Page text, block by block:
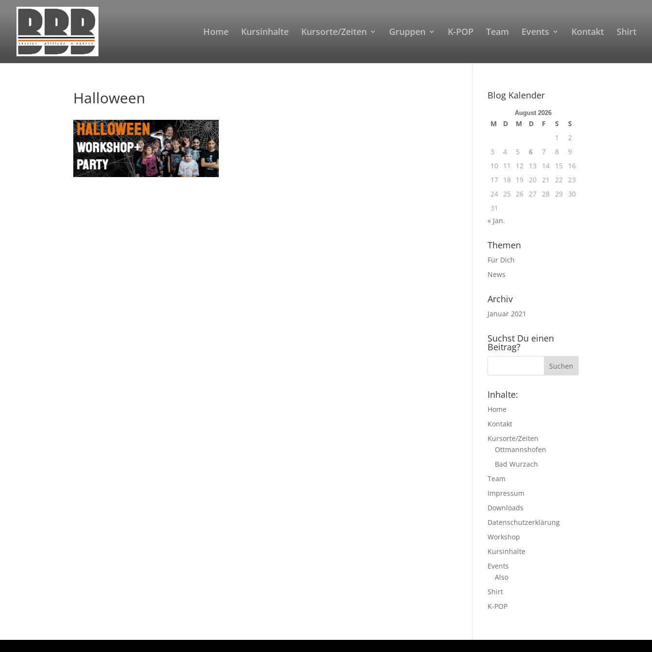
Home Kursinhalte Kursorte/Zeiten Gruppen K-POP Team Events Kontakt Shirt
Halloween Blog Kalender
August 2026
M D M D F S
S
1
2
3
4 5 6 7 8
9
10 11 12 13 14 15
16
17 18 19 20 21 22
23
24 25 26 27 28 29
30
31
« Jan.
Themen
Für Dich
News
Archiv
Januar 2021
Suchst Du einen
Beitrag?
Inhalte:
Home
Kontakt
Kursorte/Zeiten
Ottmannshofen
Bad Wurzach
Team
Impressum
Downloads
Datenschutzerklärung
Workshop
Kursinhalte
Events
Also
Shirt
K-POP